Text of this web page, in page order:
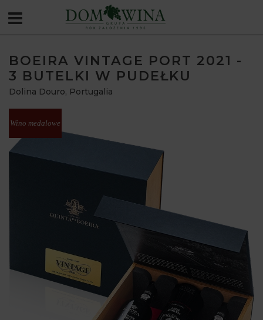
BOEIRA VINTAGE PORT 2021 -
3 BUTELKI W PUDEŁKU
Dolina Douro, Portugalia
Wino medalowe